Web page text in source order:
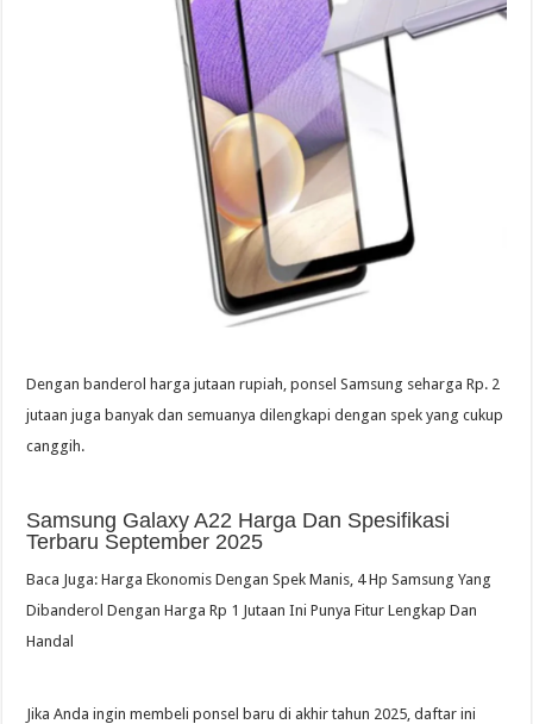
Dengan banderol harga jutaan rupiah, ponsel Samsung seharga Rp. 2
jutaan juga banyak dan semuanya dilengkapi dengan spek yang cukup
canggih.
Samsung Galaxy A22 Harga Dan Spesifikasi
Terbaru September 2025
Baca Juga: Harga Ekonomis Dengan Spek Manis, 4 Hp Samsung Yang
Dibanderol Dengan Harga Rp 1 Jutaan Ini Punya Fitur Lengkap Dan
Handal
Jika Anda ingin membeli ponsel baru di akhir tahun 2025, daftar ini